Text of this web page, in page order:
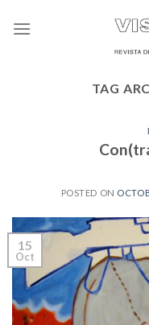
TAG
POSTED ON
15
Oct